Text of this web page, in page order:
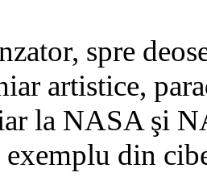
, spre
artistice,
la NASA şi
exemplu din